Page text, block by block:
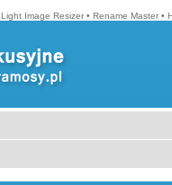
Light Image Resizer • Rename Master •